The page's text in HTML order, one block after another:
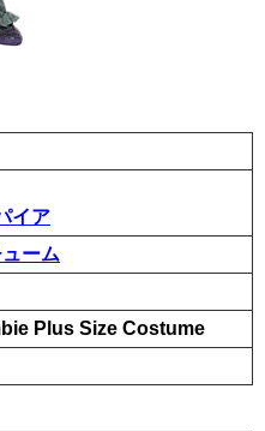
イア
ーム
Plus Size Costume